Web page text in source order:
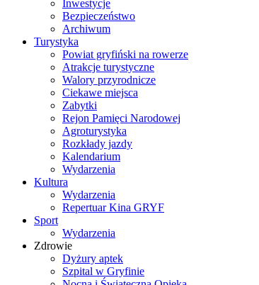
Inwestycje
Bezpieczeństwo
Archiwum
Turystyka
Powiat gryfiński na rowerze
Atrakcje turystyczne
Walory przyrodnicze
Ciekawe miejsca
Zabytki
Rejon Pamięci Narodowej
Agroturystyka
Rozkłady jazdy
Kalendarium
Wydarzenia
Kultura
Wydarzenia
Repertuar Kina GRYF
Sport
Wydarzenia
Zdrowie
Dyżury aptek
Szpital w Gryfinie